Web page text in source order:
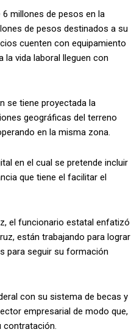
millones de pesos en la
de pesos destinados a su
cuenten con equipamiento
la vida laboral lleguen con
se tiene proyectada la
geográficas del terreno
en la misma zona.
en el cual se pretende incluir
que tiene el facilitar el
el funcionario estatal enfatizó
están trabajando para lograr
para seguir su formación
con su sistema de becas y
empresarial de modo que,
contratación.